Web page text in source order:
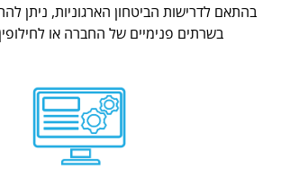
בהתאם לדרישות הביטחון הארגוניות, ניתן
בשרתים פנימיים של החברה או